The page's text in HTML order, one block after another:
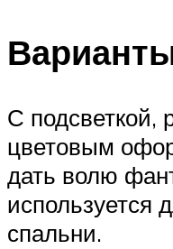
С подсветкой,
цветовым
дать волю
используется
спальни.